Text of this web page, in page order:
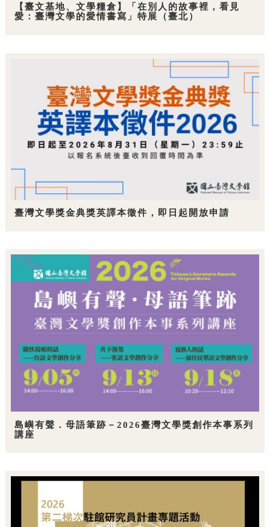
【臺文基地、文學糧倉】「在別人的故事裡，看見
愛：臺灣文學的愛情書寫」特展（臺北）
臺灣文學獎金典獎英譯本徵件，即日起開放申請
島嶼有聲．母語筆跡－2026臺灣文學獎創作本事系列
講座